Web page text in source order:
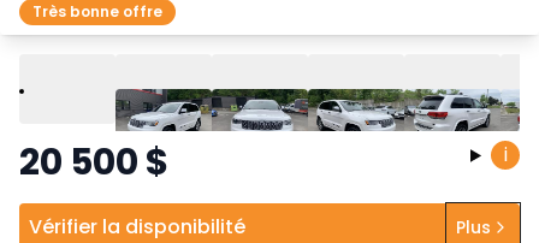
Très bonne offre
Lire Précédent
Suivant
20 500$ i
Vérifier la disponibilité Plus